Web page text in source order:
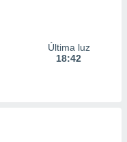
Última luz
18:42